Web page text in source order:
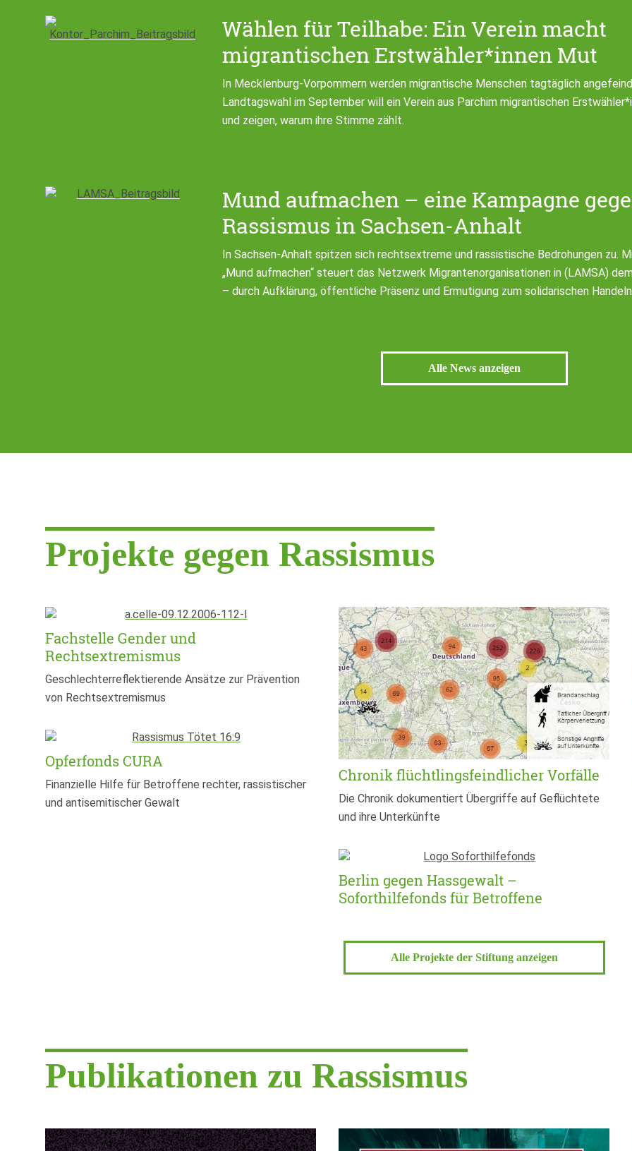
Wählen für Teilhabe: Ein Verein macht
migrantischen Erstwähler*innen Mut
In Mecklenburg-Vorpommern werden migrantische Menschen tagtäglich
Landtagswahl im September will ein Verein aus Parchim migrantischen
und zeigen, warum ihre Stimme zählt.
Mund aufmachen – eine Kampagne
Rassismus in Sachsen-Anhalt
In Sachsen-Anhalt spitzen sich rechtsextreme und rassistische Bedrohungen zu.
„Mund aufmachen“ steuert das Netzwerk Migrantenorganisationen in (LAMSA)
– durch Aufklärung, öffentliche Präsenz und Ermutigung zum solidarischen
Alle News anzeigen
Projekte gegen Rassismus
Fachstelle Gender und
Rechtsextremismus
Geschlechterreflektierende Ansätze zur Prävention
von Rechtsextremismus
Opferfonds CURA
Finanzielle Hilfe für Betroffene rechter, rassistischer
und antisemitischer Gewalt
Chronik flüchtlingsfeindlicher Vorfälle
Die Chronik dokumentiert Übergriffe auf Geflüchtete
und ihre Unterkünfte
Berlin gegen Hassgewalt –
Soforthilfefonds für Betroffene
Alle Projekte der Stiftung anzeigen
Publikationen zu Rassismus